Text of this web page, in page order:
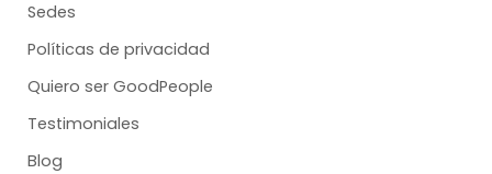
Sedes
Políticas de privacidad
Quiero ser GoodPeople
Testimoniales
Blog